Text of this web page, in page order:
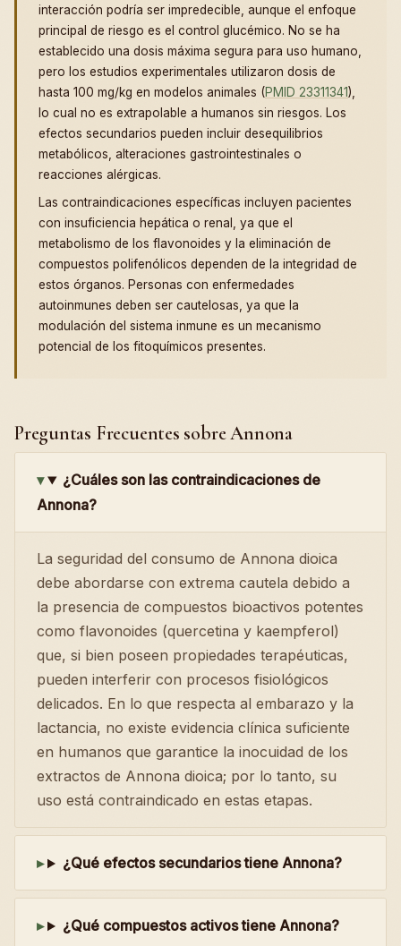
interacción podría ser impredecible, aunque el enfoque
principal de riesgo es el control glucémico. No se ha
establecido una dosis máxima segura para uso humano,
pero los estudios experimentales utilizaron dosis de
hasta 100 mg/kg en modelos animales (PMID 23311341),
lo cual no es extrapolable a humanos sin riesgos. Los
efectos secundarios pueden incluir desequilibrios
metabólicos, alteraciones gastrointestinales o
reacciones alérgicas.
Las contraindicaciones específicas incluyen pacientes
con insuficiencia hepática o renal, ya que el
metabolismo de los flavonoides y la eliminación de
compuestos polifenólicos dependen de la integridad de
estos órganos. Personas con enfermedades
autoinmunes deben ser cautelosas, ya que la
modulación del sistema inmune es un mecanismo
potencial de los fitoquímicos presentes.
Preguntas Frecuentes sobre Annona
¿Cuáles son las contraindicaciones de
Annona?
La seguridad del consumo de Annona dioica
debe abordarse con extrema cautela debido a
la presencia de compuestos bioactivos potentes
como flavonoides (quercetina y kaempferol)
que, si bien poseen propiedades terapéuticas,
pueden interferir con procesos fisiológicos
delicados. En lo que respecta al embarazo y la
lactancia, no existe evidencia clínica suficiente
en humanos que garantice la inocuidad de los
extractos de Annona dioica; por lo tanto, su
uso está contraindicado en estas etapas.
¿Qué efectos secundarios tiene Annona?
¿Qué compuestos activos tiene Annona?